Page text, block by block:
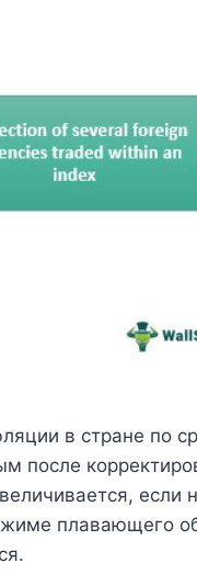
в стране по
после
если
плавающего